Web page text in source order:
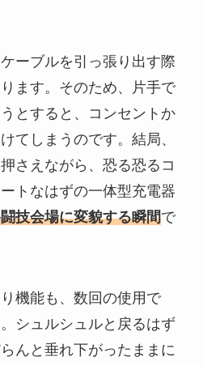
ーブルを引っ張り出す際
ます。そのため、片手で
とすると、コンセントか
てしまうのです。結局、
さえながら、恐る恐るコ
トなはずの一体型充電器
技会場に変貌する瞬間で
機能も、数回の使用で
シュルシュルと戻るはず
んと垂れ下がったままに